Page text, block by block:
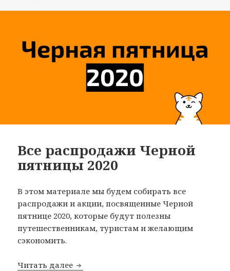
Все распродажи Черной
пятницы 2020
В этом материале мы будем собирать все
распродажи и акции, посвященные Черной
пятнице 2020, которые будут полезны
путешественникам, туристам и желающим
сэкономить.
Читать далее Все распродажи Черной пятницы 2020